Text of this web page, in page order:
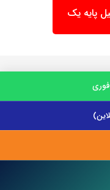
پایه یک